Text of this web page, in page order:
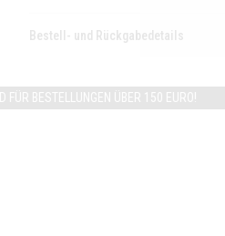
Bestell- und Rückgabedetails
ÜBER 150 EURO!